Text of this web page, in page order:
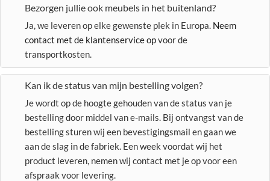
Bezorgen jullie ook meubels in het buitenland?
Ja, we leveren op elke gewenste plek in Europa. Neem
contact met de klantenservice opvoor de
transportkosten.
Kan ik de status van mijn bestelling volgen?
Je wordt op de hoogte gehouden van de status van je
bestelling door middel van e-mails. Bij ontvangst van de
bestelling sturen wij een bevestigingsmail en gaan we
aan de slag in de fabriek. Een week voordat wij het
product leveren, nemen wij contact met je op voor een
afspraak voor levering.